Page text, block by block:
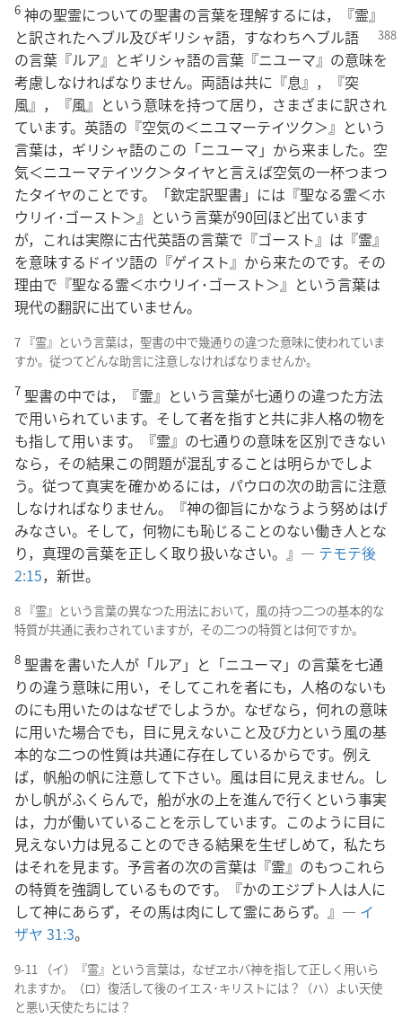
6 神の聖霊についての聖書の言葉を理解するには，『霊』
と訳されたヘブル及びギリシャ語，すなわちヘブル語
の言葉『ルア』とギリシャ語の言葉『ニユーマ』の意味を
考慮しなければなりません。両語は共に『息』，『突
風』，『風』という意味を持つて居り，さまざまに訳され
ています。英語の『空気の＜ニユマーテイツク＞』という
言葉は，ギリシャ語のこの「ニユーマ」から来ました。空
気＜ニユーマテイツク＞タイヤと言えば空気の一杯つまつ
たタイヤのことです。「欽定訳聖書」には『聖なる霊＜ホ
ウリイ･ゴースト＞』という言葉が90回ほど出ています
が，これは実際に古代英語の言葉で『ゴースト』は『霊』
を意味するドイツ語の『ゲイスト』から来たのです。その
理由で『聖なる霊＜ホウリイ･ゴースト＞』という言葉は
現代の翻訳に出ていません。
7 『霊』という言葉は，聖書の中で幾通りの違つた意味に使われていま
すか。従つてどんな助言に注意しなければなりませんか。
7 聖書の中では，『霊』という言葉が七通りの違つた方法
で用いられています。そして者を指すと共に非人格の物を
も指して用います。『霊』の七通りの意味を区別できない
なら，その結果この問題が混乱することは明らかでしよ
う。従つて真実を確かめるには，パウロの次の助言に注意
しなければなりません。『神の御旨にかなうよう努めはげ
みなさい。そして，何物にも恥じることのない働き人とな
り，真理の言葉を正しく取り扱いなさい。』― テモテ後
2:15，新世。
8 『霊』という言葉の異なつた用法において，風の持つ二つの基本的な
特質が共通に表わされていますが，その二つの特質とは何ですか。
8 聖書を書いた人が「ルア」と「ニユーマ」の言葉を七通
りの違う意味に用い，そしてこれを者にも，人格のないも
のにも用いたのはなぜでしようか。なぜなら，何れの意味
に用いた場合でも，目に見えないこと及び力という風の基
本的な二つの性質は共通に存在しているからです。例え
ば，帆船の帆に注意して下さい。風は目に見えません。し
かし帆がふくらんで，船が水の上を進んで行くという事実
は，力が働いていることを示しています。このように目に
見えない力は見ることのできる結果を生ぜしめて，私たち
はそれを見ます。予言者の次の言葉は『霊』のもつこれら
の特質を強調しているものです。『かのエジプト人は人に
して神にあらず，その馬は肉にして霊にあらず。』― イ
ザヤ 31:3。
9-11 （イ）『霊』という言葉は，なぜヱホバ神を指して正しく用いら
れますか。（ロ）復活して後のイエス･キリストには？（ハ）よい天使
と悪い天使たちには？